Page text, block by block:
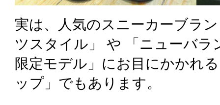
実は、人気のスニーカーブラ
ツスタイル」 や 「ニューバラ
限定モデル」にお目にかかれ
ップ」でもあります。